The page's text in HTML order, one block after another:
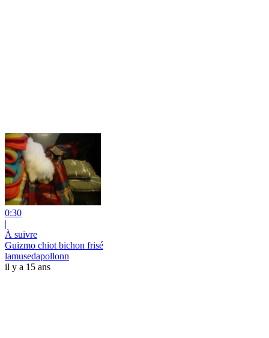
0:30
|
À suivre
Guizmo chiot bichon frisé
lamusedapollonn
il y a 15 ans